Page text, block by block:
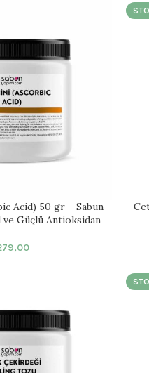
Acid) 50 gr – Sabun
ve Güçlü Antioksidan